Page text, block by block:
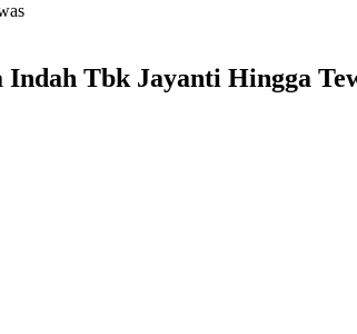
Tbk Jayanti Hingga